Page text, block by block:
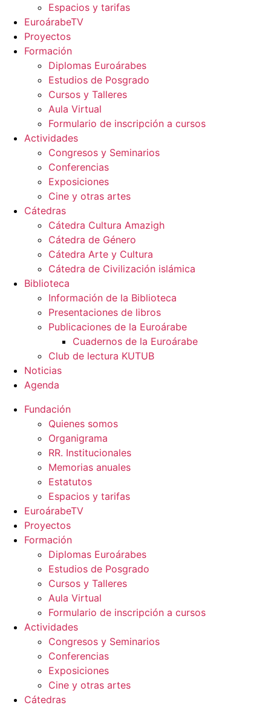
Espacios y tarifas
EuroárabeTV
Proyectos
Formación
Diplomas Euroárabes
Estudios de Posgrado
Cursos y Talleres
Aula Virtual
Formulario de inscripción a cursos
Actividades
Congresos y Seminarios
Conferencias
Exposiciones
Cine y otras artes
Cátedras
Cátedra Cultura Amazigh
Cátedra de Género
Cátedra Arte y Cultura
Cátedra de Civilización islámica
Biblioteca
Información de la Biblioteca
Presentaciones de libros
Publicaciones de la Euroárabe
Cuadernos de la Euroárabe
Club de lectura KUTUB
Noticias
Agenda
Fundación
Quienes somos
Organigrama
RR. Institucionales
Memorias anuales
Estatutos
Espacios y tarifas
EuroárabeTV
Proyectos
Formación
Diplomas Euroárabes
Estudios de Posgrado
Cursos y Talleres
Aula Virtual
Formulario de inscripción a cursos
Actividades
Congresos y Seminarios
Conferencias
Exposiciones
Cine y otras artes
Cátedras